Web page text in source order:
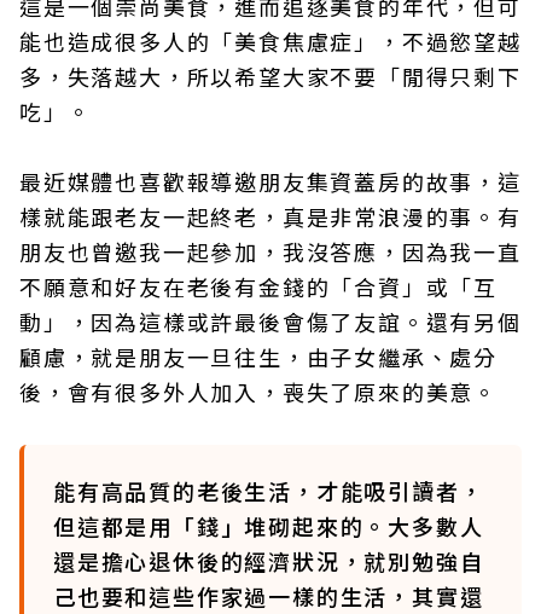
這是一個崇尚美食，進而追逐美食的年代，但可
能也造成很多人的「美食焦慮症」，不過慾望越
多，失落越大，所以希望大家不要「閒得只剩下
吃」。
最近媒體也喜歡報導邀朋友集資蓋房的故事，這
樣就能跟老友一起終老，真是非常浪漫的事。有
朋友也曾邀我一起參加，我沒答應，因為我一直
不願意和好友在老後有金錢的「合資」或「互
動」，因為這樣或許最後會傷了友誼。還有另個
顧慮，就是朋友一旦往生，由子女繼承、處分
後，會有很多外人加入，喪失了原來的美意。
能有高品質的老後生活，才能吸引讀者，
但這都是用「錢」堆砌起來的。大多數人
還是擔心退休後的經濟狀況，就別勉強自
己也要和這些作家過一樣的生活，其實還